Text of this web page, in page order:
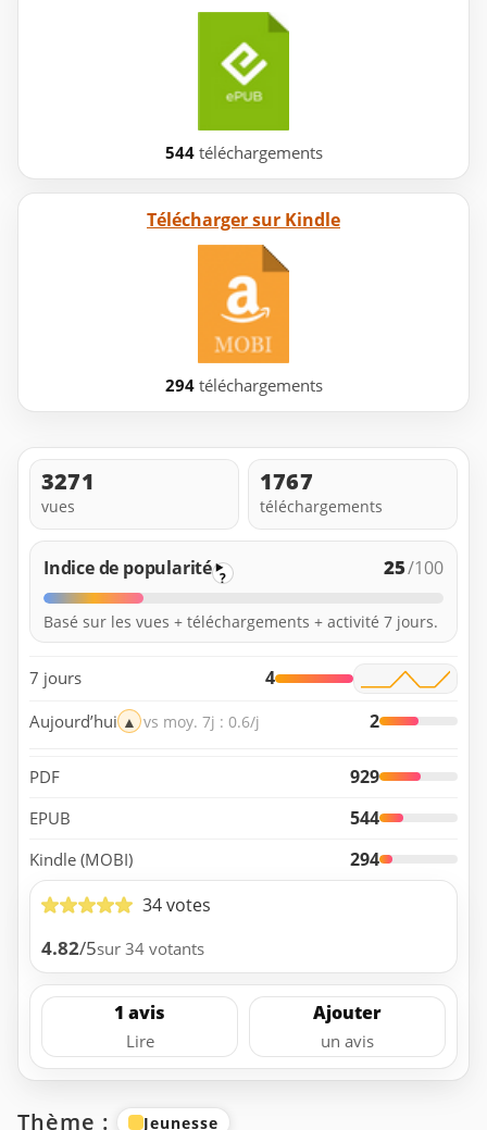
544téléchargements
Télécharger sur Kindle
294téléchargements
3271
vues
1767
téléchargements
Indice de popularité ? 25/100
Basé sur les vues + téléchargements + activité 7 jours.
7 jours 4
Aujourd’hui ▲ vs moy. 7j : 0.6/j 2
PDF 929
EPUB 544
Kindle (MOBI)
294
34 votes
4.82/5sur 34 votants
1 avis
Lire
Ajouter
un avis
Thème : Jeunesse